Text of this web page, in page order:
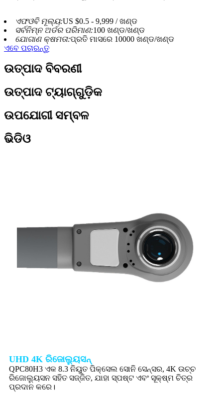
ଏଫଓବି ମୂଲ୍ୟ:US $0.5 - 9,999 / ଖଣ୍ଡ
ସର୍ବନିମ୍ନ ଅର୍ଡର ପରିମାଣ:100 ଖଣ୍ଡ/ଖଣ୍ଡ
ଯୋଗାଣ କ୍ଷମତା:ପ୍ରତି ମାସରେ 10000 ଖଣ୍ଡ/ଖଣ୍ଡ
ଏବେ ପଚାରନ୍ତୁ
ଉତ୍ପାଦ ବିବରଣୀ
ଉତ୍ପାଦ ଟ୍ୟାଗ୍‌ଗୁଡ଼ିକ
ଉପଯୋଗୀ ସମ୍ବଳ
ଭିଡିଓ
UHD 4K ରିଜୋଲ୍ୟୁସନ୍
QPC80H3 ଏକ 8.3 ନିୟୁତ ପିକ୍ସେଲ ସୋନି ସେନ୍ସର, 4K ଉଚ୍ଚ
ରିଜୋଲ୍ୟୁସନ ସହିତ ସଜ୍ଜିତ, ଯାହା ସ୍ପଷ୍ଟ ଏବଂ ସୂକ୍ଷ୍ମ ଚିତ୍ର
ପ୍ରଦାନ କରେ।